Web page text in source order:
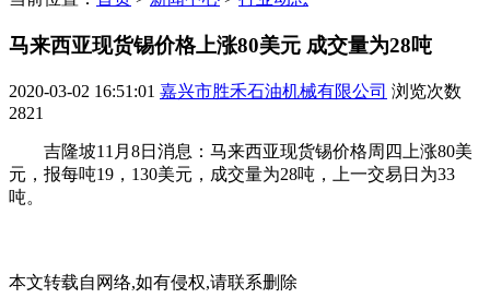
马来西亚现货锡价格上涨80美元 成交量为28吨
2020-03-02 16:51:01 嘉兴市胜禾石油机械有限公司 浏览次数
2821
吉隆坡11月8日消息：马来西亚现货锡价格周四上涨80美
元，报每吨19，130美元，成交量为28吨，上一交易日为33
吨。
本文转载自网络,如有侵权,请联系删除